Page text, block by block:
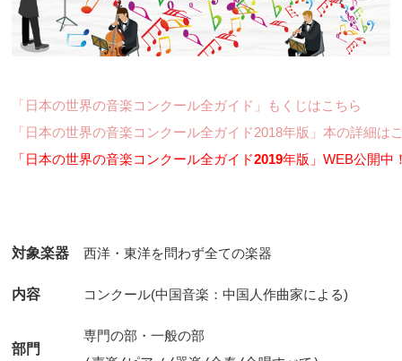
「日本の世界の音楽コンクール全ガイド」もくじはこちら
「日本の世界の音楽コンクール全ガイド2018年版」本の詳細は
「日本の世界の音楽コンクール全ガイド2019年版」WEB公開中
対象楽器
内容 コンクール(中国音楽：中国人作曲家による)
部門
専門の部・一般の部